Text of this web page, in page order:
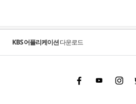
KBS 어플리케이션다운로드
FacebookYoutubeInstgram